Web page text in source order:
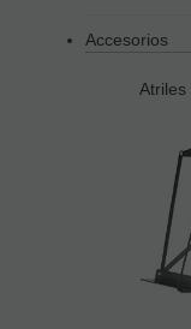
Accesorios
Atriles